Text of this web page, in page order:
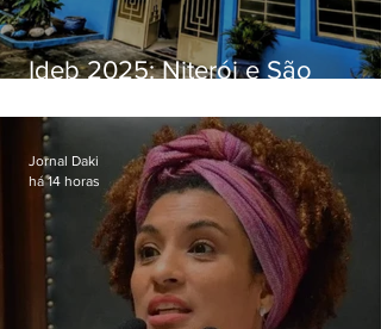
Ideb 2025: Niterói e São
distintos no ensino médio; veja
Jornal Daki
há 14 horas